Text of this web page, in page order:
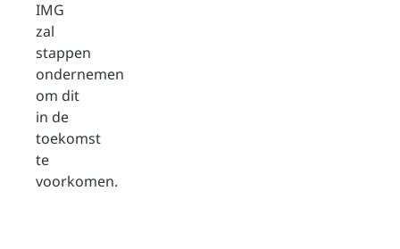
IMG
zal
stappen
ondernemen
om dit
in de
toekomst
te
voorkomen.